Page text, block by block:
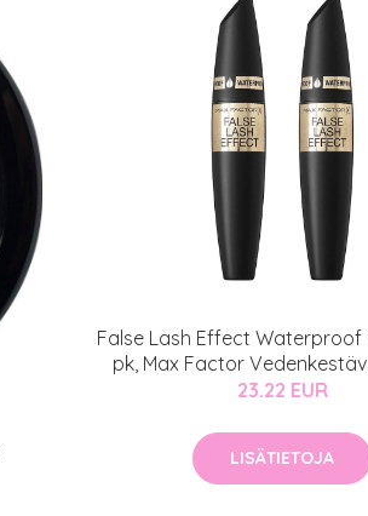
False Lash Effect Waterproof
pk, Max Factor
23.22 EUR
LISÄTIETOJA